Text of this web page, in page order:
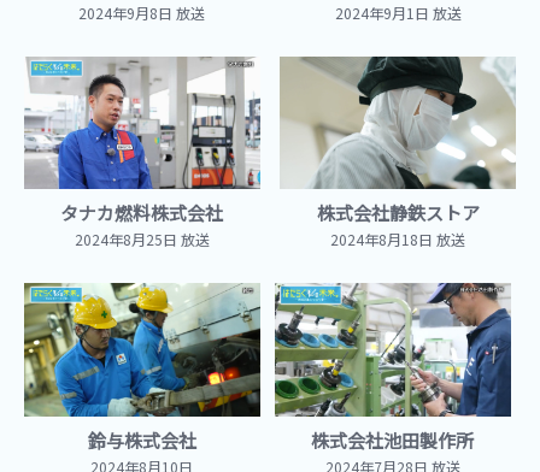
2024年9月8日 放送 2024年9月1日 放送
タナカ燃料株式会社
2024年8月25日 放送
株式会社静鉄ストア
2024年8月18日 放送
鈴与株式会社
2024年8月10日
株式会社池田製作所
2024年7月28日 放送